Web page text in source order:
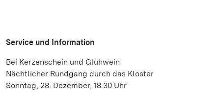
Service und Information
Bei Kerzenschein und Glühwein
Nächtlicher Rundgang durch das Kloster
Sonntag, 28. Dezember, 18.30 Uhr